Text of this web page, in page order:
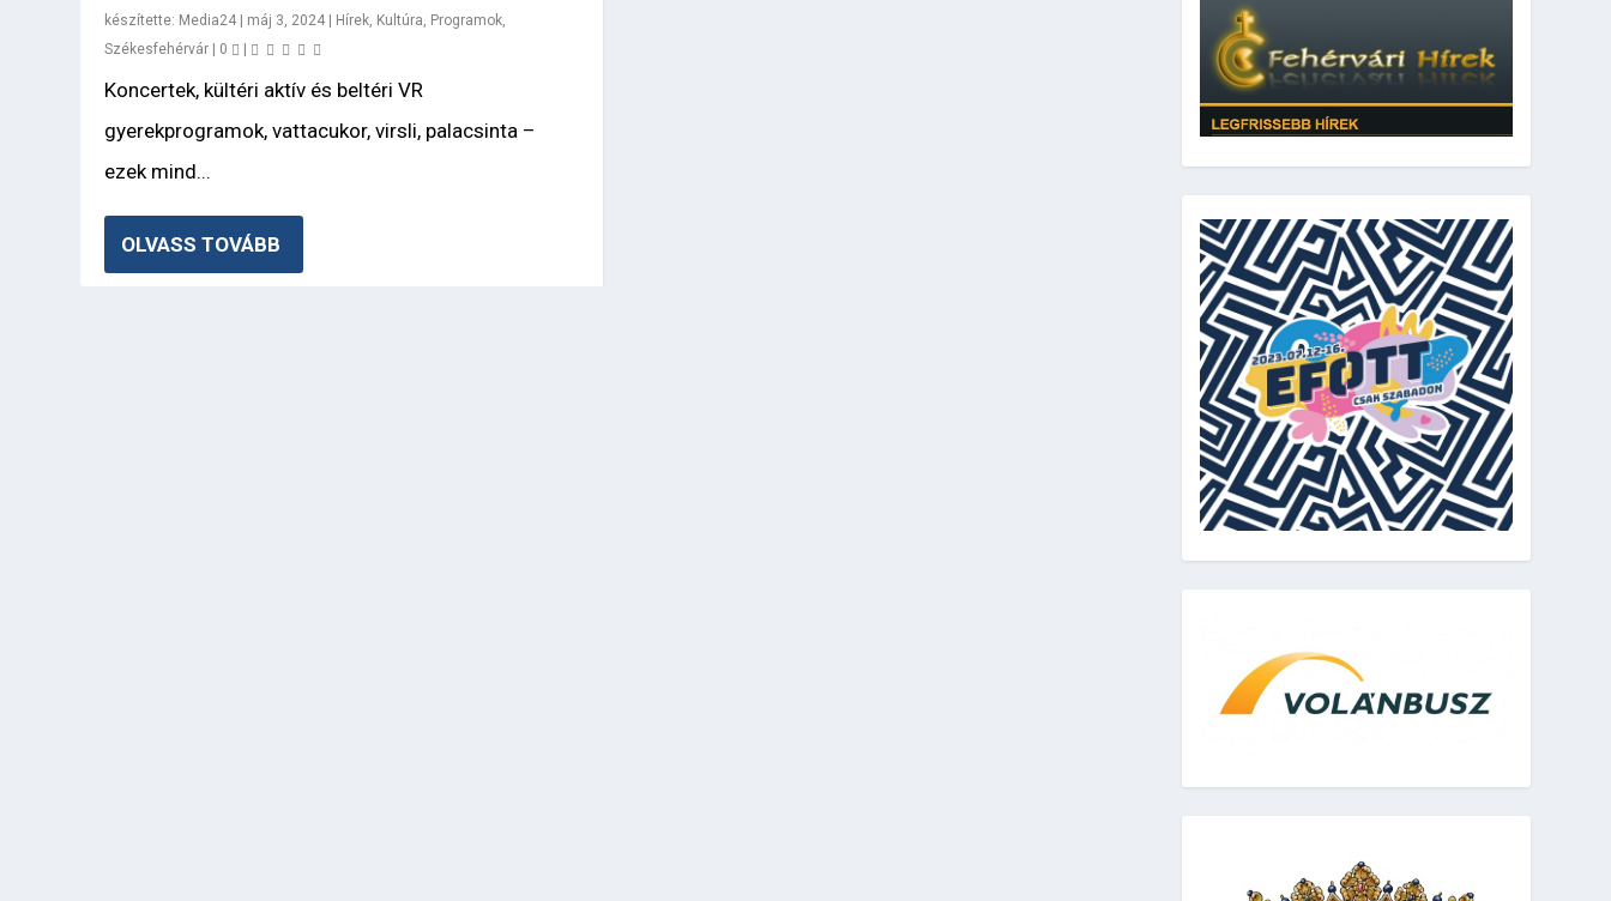
készítette: Media24 | máj 3, 2024 | Hírek, Kultúra, Programok,
Székesfehérvár | 0 |
Koncertek, kültéri aktív és beltéri VR
gyerekprogramok, vattacukor, virsli, palacsinta –
ezek mind...
OLVASS TOVÁBB